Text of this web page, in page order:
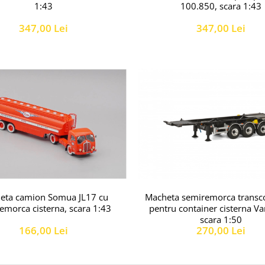
1:43
347,00 Lei
100.850, scara 1:43
347,00 Lei
camion Somua JL17 cu
cisterna, scara 1:43
166,00 Lei
Macheta semiremorca
pentru container cisterna
scara 1:50
270,00 Lei